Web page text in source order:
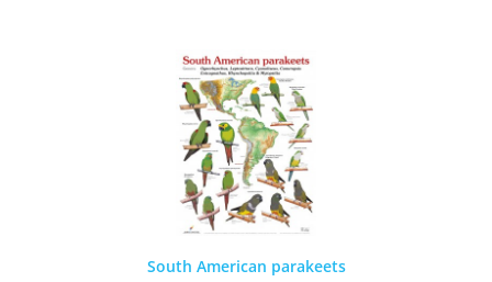
South American parakeets